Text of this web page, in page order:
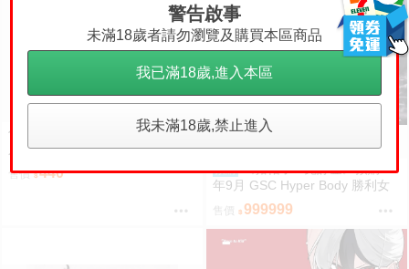
代購屋｜同人誌（12298-9）獸
人『～モカがみつめた15年～』
售價 440 預購 《豬帽子✬免訂金》預購27
年9月 GSC Hyper Body 勝利女
神：妮姬 紅蓮：暗影 0913
售價 999999
警告啟事
未滿18歲者請勿瀏覽及購買本區商品
我已滿18歲,進入本區
我未滿18歲,禁止進入